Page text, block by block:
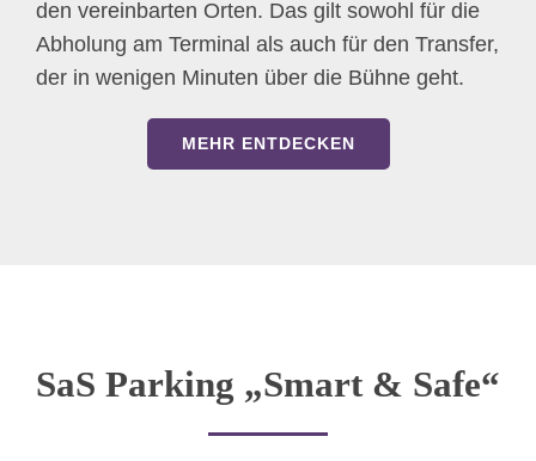
den vereinbarten Orten. Das gilt sowohl für die
Abholung am Terminal als auch für den Transfer,
der in wenigen Minuten über die Bühne geht.
MEHR ENTDECKEN
SaS Parking „Smart & Safe“